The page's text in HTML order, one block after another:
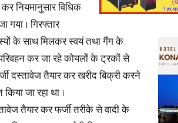
नियमानुसार विधिक
गया । गिरफ्तार
के साथ मिलकर स्वयं तथा गैंग के
कर जा रहे कोयलों के ट्रकों से
दस्तावेज तैयार कर खरीद बिक्री करने
जा रहा था ।
तैयार कर फर्जी तरीके से वादी के